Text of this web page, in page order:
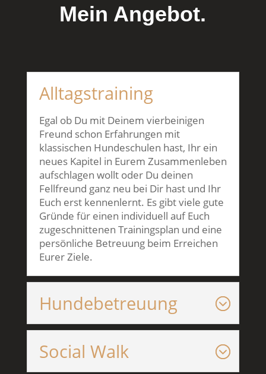
Mein Angebot.
Alltagstraining
Egal ob Du mit Deinem vierbeinigen
Freund schon Erfahrungen mit
klassischen Hundeschulen hast, Ihr ein
neues Kapitel in Eurem Zusammenleben
aufschlagen wollt oder Du deinen
Fellfreund ganz neu bei Dir hast und Ihr
Euch erst kennenlernt. Es gibt viele gute
Gründe für einen individuell auf Euch
zugeschnittenen Trainingsplan und eine
persönliche Betreuung beim Erreichen
Eurer Ziele.
Hundebetreuung
Social Walk